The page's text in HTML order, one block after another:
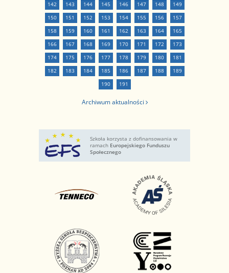
142
143 144 145 146 147 148
149
150
151 152 153 154 155 156
157
158
159 160 161 162 163 164
165
166
167 168 169 170 171 172
173
174
175 176 177 178 179 180
181
182
183 184 185 186 187 188
189
190
191
Archiwum aktualności
Szkoła korzysta z dofinansowania w
ramach Europejskiego Funduszu
Społecznego